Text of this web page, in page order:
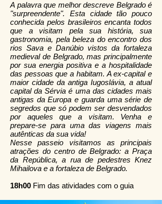
A palavra que melhor descreve Belgrado é
"surpreendente". Esta cidade tão pouco
conhecida pelos brasileiros encanta todos
que a visitam pela sua história, sua
gastronomia, pela beleza do encontro dos
rios Sava e Danúbio vistos da fortaleza
medieval de Belgrado, mas principalmente
por sua energia positiva e a hospitalidade
das pessoas que a habitam. A ex-capital e
maior cidade da antiga Iugoslávia, a atual
capital da Sérvia é uma das cidades mais
antigas da Europa e guarda uma série de
segredos que só podem ser desvendados
por aqueles que a visitam. Venha e
prepare-se para uma das viagens mais
autênticas da sua vida!
Nesse passeio visitamos as principais
atrações do centro de Belgrado: a Praça
da República, a rua de pedestres Knez
Mihailova e a fortaleza de Belgrado.
18h00 Fim das atividades com o guia